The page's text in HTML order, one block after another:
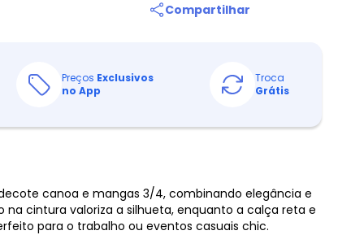
Compartilhar
Preços Exclusivos
no App
Troca
Grátis
canoa e mangas 3/4, combinando elegância e
cintura valoriza a silhueta, enquanto a calça reta e
para o trabalho ou eventos casuais chic.